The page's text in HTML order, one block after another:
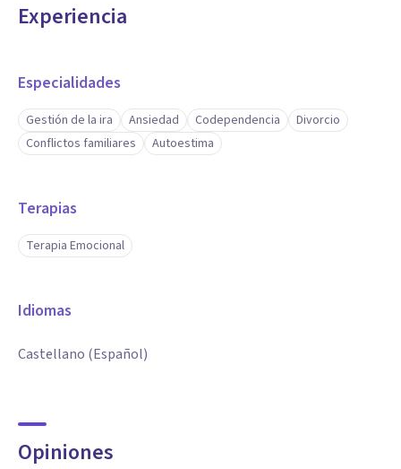
Experiencia
Especialidades
Gestión de la ira Ansiedad Codependencia
Divorcio
Conflictos familiares
Autoestima
Terapias
Terapia Emocional
Idiomas
Castellano (Español)
Opiniones